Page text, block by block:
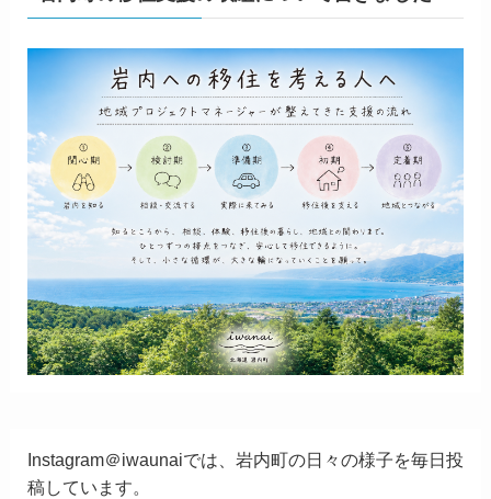
Instagram＠iwaunaiでは、岩内町の日々の様子を毎日投
稿しています。